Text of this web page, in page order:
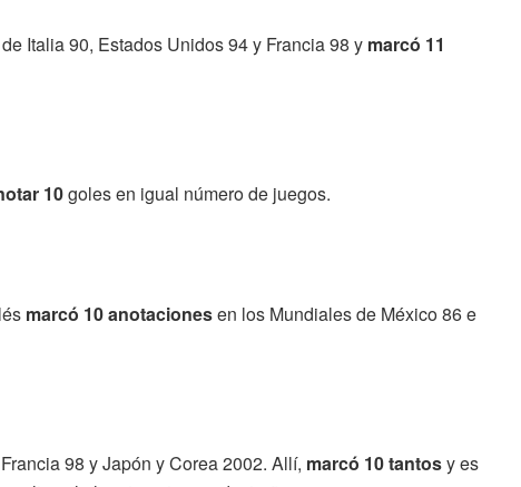
Italia 90, Estados Unidos 94 y Francia 98 y marcó 11
10goles en igual número de juegos.
marcó 10 anotacionesen los Mundiales de México 86 e
98 y Japón y Corea 2002. Allí, marcó 10 tantosy es